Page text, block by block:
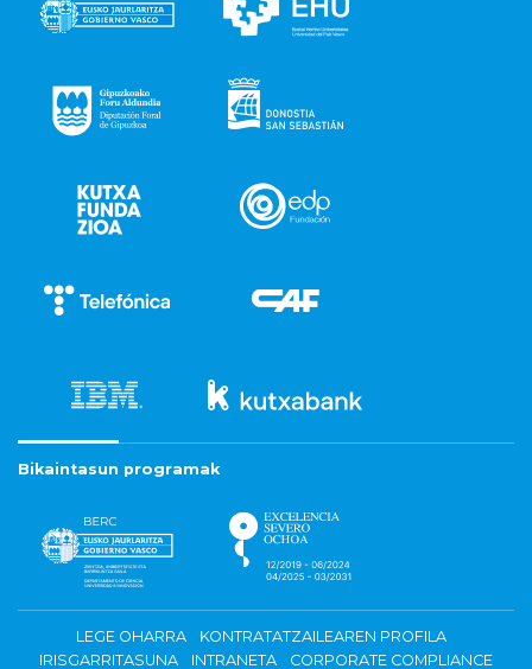
Bikaintasun programak
LEGE OHARRA
KONTRATATZAILEAREN PROFILA
IRISGARRITASUNA
INTRANETA CORPORATE COMPLIANCE